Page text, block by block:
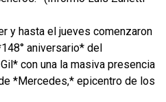
y hasta el jueves comenzaron
aniversario* del
con una la masiva presencia
*Mercedes,* epicentro de los